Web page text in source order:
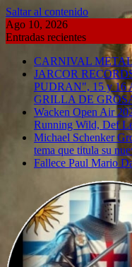
Saltar al contenido
Ago 10, 2026
Entradas recientes
CARNIVAL
JARCOR
PUDRAN", 15 y 16
GRILLA DE
Wacken Open Air
Running Wild, Def
Michael Schenker
tema que titula su
Fallece Paul Mario